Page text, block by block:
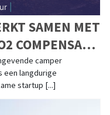
|
SAMEN MET
COMPENSATIE
HET
camper
langdurige
startup [...]